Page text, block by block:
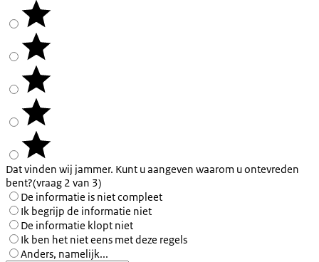
Dat vinden wij jammer. Kunt u aangeven waarom u ontevreden
bent?(vraag 2 van 3)
De informatie is niet compleet
Ik begrijp de informatie niet
De informatie klopt niet
Ik ben het niet eens met deze regels
Anders, namelijk...